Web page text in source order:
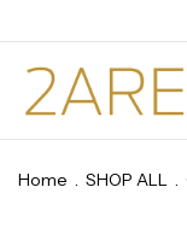
Home . SHOP ALL .